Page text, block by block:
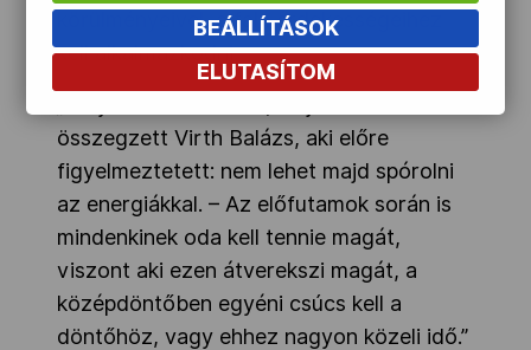
körülményeivel, a falu érdekességeihez
kell alkalmazkodni.
összegzett Virth Balázs, aki előre
figyelmeztetett: nem lehet majd spórolni
az energiákkal. – Az előfutamok során is
mindenkinek oda kell tennie magát,
viszont aki ezen átverekszi magát, a
középdöntőben egyéni csúcs kell a
döntőhöz, vagy ehhez nagyon közeli idő.”
BEÁLLÍTÁSOK
ELUTASÍTOM